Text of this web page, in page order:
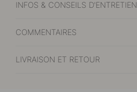
INFOS & CONSEILS D'ENTRETIEN
COMMENTAIRES
LIVRAISON ET RETOUR